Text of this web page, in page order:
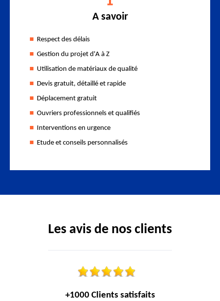
A savoir
Respect des délais
Gestion du projet d'A à Z
Utilisation de matériaux de qualité
Devis gratuit, détaillé et rapide
Déplacement gratuit
Ouvriers professionnels et qualifiés
Interventions en urgence
Etude et conseils personnalisés
Les avis de nos clients
+1000 Clients satisfaits